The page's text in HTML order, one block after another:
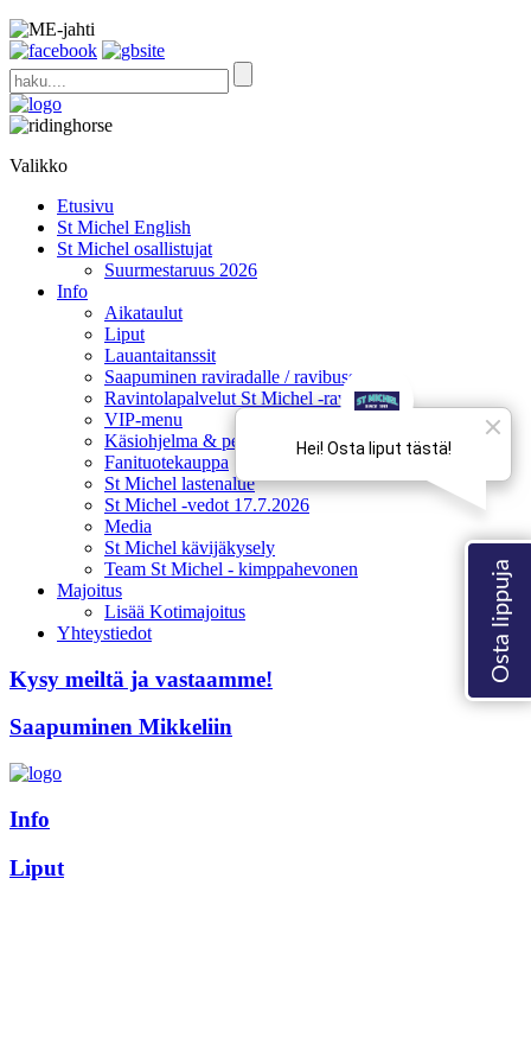
Valikko
Etusivu
St Michel English
St Michel osallistujat
Suurmestaruus 2026
Info
Aikataulut
Liput
Lauantaitanssit
Saapuminen raviradalle / ravibussit
Ravintolapalvelut St Michel -raveissa
VIP-menu
Käsiohjelma & pelivihjeet
Fanituotekauppa
St Michel lastenalue
St Michel -vedot 17.7.2026
Media
St Michel kävijäkysely
Team St Michel - kimppahevonen
Majoitus
Lisää Kotimajoitus
Yhteystiedot
Kysy meiltä ja vastaamme!
Saapuminen Mikkeliin
Info
Liput